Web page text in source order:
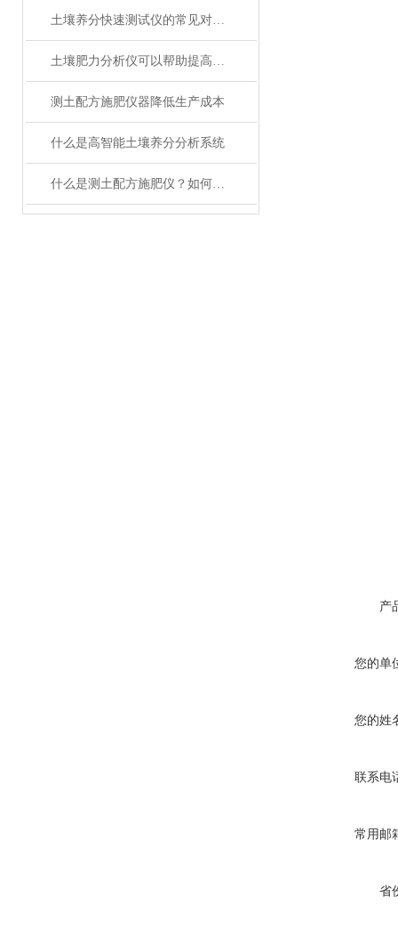
土壤养分快速测试仪的常见对应方法
土壤肥力分析仪可以帮助提高施肥效率吗
测土配方施肥仪器降低生产成本
什么是高智能土壤养分分析系统
什么是测土配方施肥仪？如何使用？
产
您的单
您的姓
联系电
常用邮
省